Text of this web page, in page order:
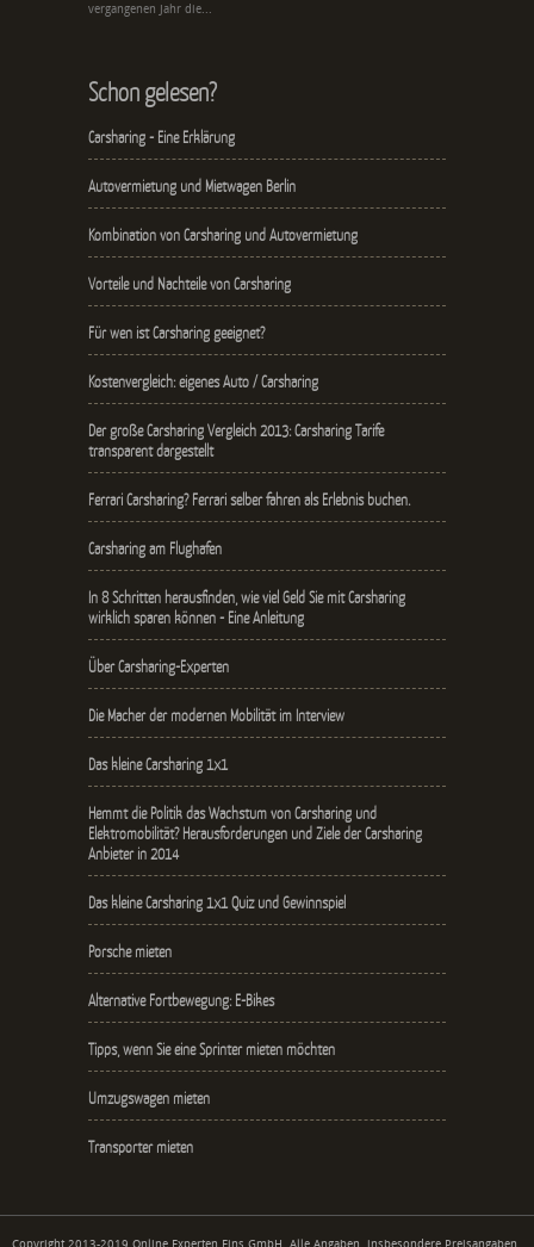
vergangenen Jahr die...
Schon gelesen?
Carsharing - Eine Erklärung
Autovermietung und Mietwagen Berlin
Kombination von Carsharing und Autovermietung
Vorteile und Nachteile von Carsharing
Für wen ist Carsharing geeignet?
Kostenvergleich: eigenes Auto / Carsharing
Der große Carsharing Vergleich 2013: Carsharing Tarife
transparent dargestellt
Ferrari Carsharing? Ferrari selber fahren als Erlebnis buchen.
Carsharing am Flughafen
In 8 Schritten herausfinden, wie viel Geld Sie mit Carsharing
wirklich sparen können - Eine Anleitung
Über Carsharing-Experten
Die Macher der modernen Mobilität im Interview
Das kleine Carsharing 1x1
Hemmt die Politik das Wachstum von Carsharing und
Elektromobilität? Herausforderungen und Ziele der Carsharing
Anbieter in 2014
Das kleine Carsharing 1x1 Quiz und Gewinnspiel
Porsche mieten
Alternative Fortbewegung: E-Bikes
Tipps, wenn Sie eine Sprinter mieten möchten
Umzugswagen mieten
Transporter mieten
Copyright 2013-2019 Online Experten Eins GmbH. Alle Angaben, insbesondere Preisangaben,